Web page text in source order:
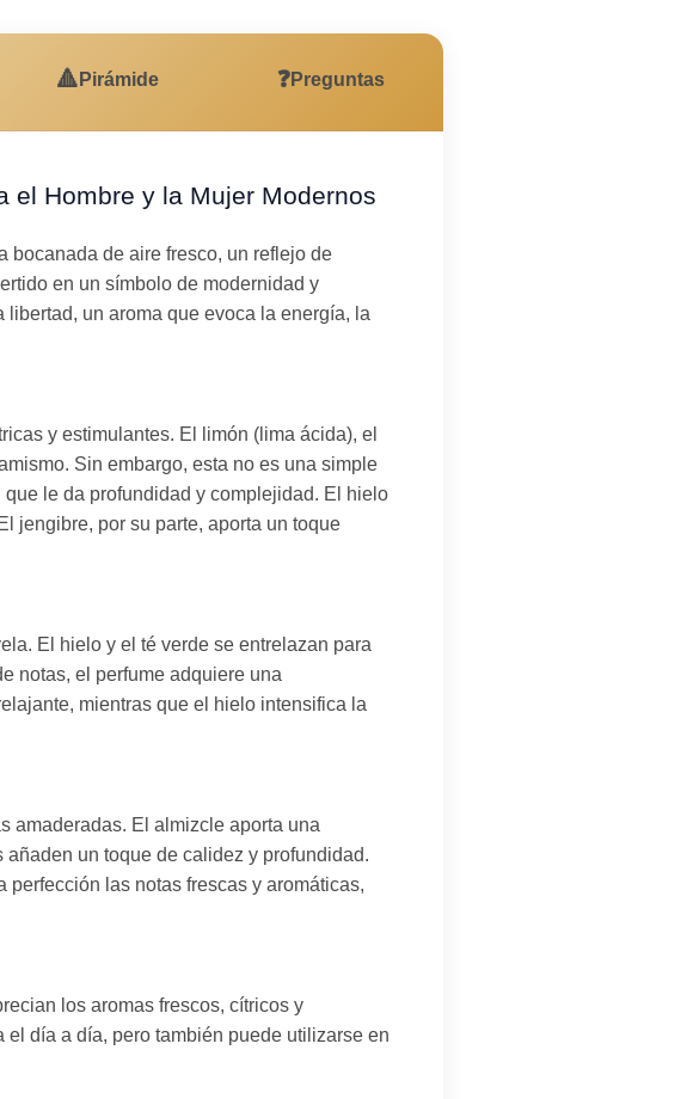
🔺 Pirámide ❓Preguntas
el Hombre y la Mujer Modernos
bocanada de aire fresco, un reflejo de
en un símbolo de modernidad y
un aroma que evoca la energía, la
y estimulantes. El limón (lima ácida), el
Sin embargo, esta no es una simple
le da profundidad y complejidad. El hielo
jengibre, por su parte, aporta un toque
El hielo y el té verde se entrelazan para
notas, el perfume adquiere una
mientras que el hielo intensifica la
amaderadas. El almizcle aporta una
un toque de calidez y profundidad.
perfección las notas frescas y aromáticas,
los aromas frescos, cítricos y
día a día, pero también puede utilizarse en